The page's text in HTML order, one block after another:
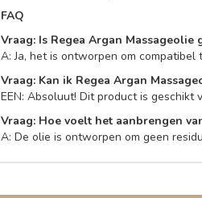
FAQ
Vraag: Is Regea Argan
A: Ja, het is ontworpen om compatibel
Vraag: Kan ik Regea Argan
EEN: Absoluut! Dit product is
Vraag: Hoe voelt het aanbrengen
A: De olie is ontworpen om geen